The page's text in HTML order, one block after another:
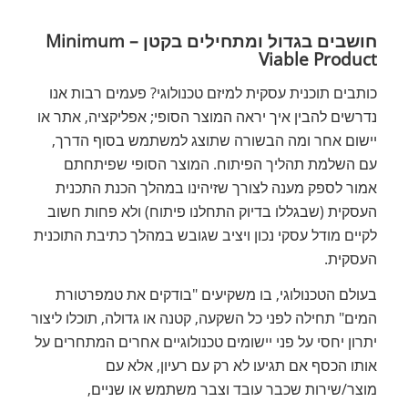
חושבים בגדול ומתחילים בקטן – Minimum
Viable Product
כותבים תוכנית עסקית למיזם טכנולוגי? פעמים רבות אנו
נדרשים להבין איך יראה המוצר הסופי; אפליקציה, אתר או
יישום אחר ומה הבשורה שתוצג למשתמש בסוף הדרך,
עם השלמת תהליך הפיתוח. המוצר הסופי שפיתחתם
אמור לספק מענה לצורך שזיהינו במהלך הכנת התכנית
העסקית (שבגללו בדיוק התחלנו פיתוח) ולא פחות חשוב
לקיים מודל עסקי נכון ויציב שגובש במהלך כתיבת התוכנית
העסקית.
בעולם הטכנולוגי, בו משקיעים "בודקים את טמפרטורת
המים" תחילה לפני כל השקעה, קטנה או גדולה, תוכלו ליצור
יתרון יחסי על פני יישומים טכנולוגיים אחרים המתחרים על
אותו הכסף אם תגיעו לא רק עם רעיון, אלא עם
מוצר/שירות שכבר עובד וצבר משתמש או שניים,